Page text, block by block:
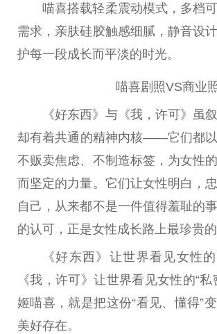
喵喜搭载轻柔震动模式，多档
需求，亲肤硅胶触感细腻，静音设
护每一段成长而平淡的时光。
喵喜剧照VS商业
《好东西》与《我，许可》虽
却有着共通的精神内核——它们都以
不贩卖焦虑、不制造标签，为女性
而坚定的力量。它们让女性明白，
自己，从来都不是一件值得羞耻的
的认可，正是女性成长路上最珍贵的
《好东西》让世界看见女性的
《我，许可》让世界看见女性的“
姬喵喜，就是把这份“看见、懂得”
美好存在。